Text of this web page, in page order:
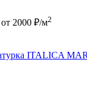
от 2000 ₽/м2